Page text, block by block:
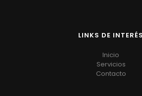
LINKS DE INTERÉS
Inicio
Servicios
Contacto